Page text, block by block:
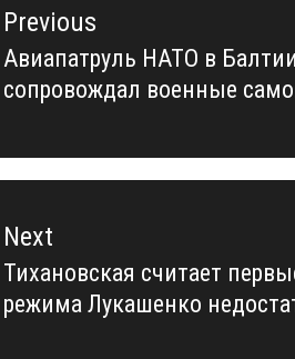
Previous
Previous
post:
Авиапатруль НАТО в
сопровождал военные
Next
Next
post:
Тихановская считает
режима Лукашенко